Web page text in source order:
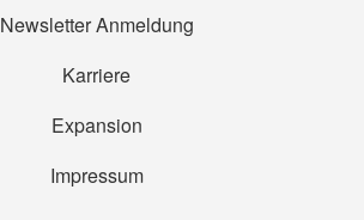
Newsletter Anmeldung
Karriere
Expansion
Impressum